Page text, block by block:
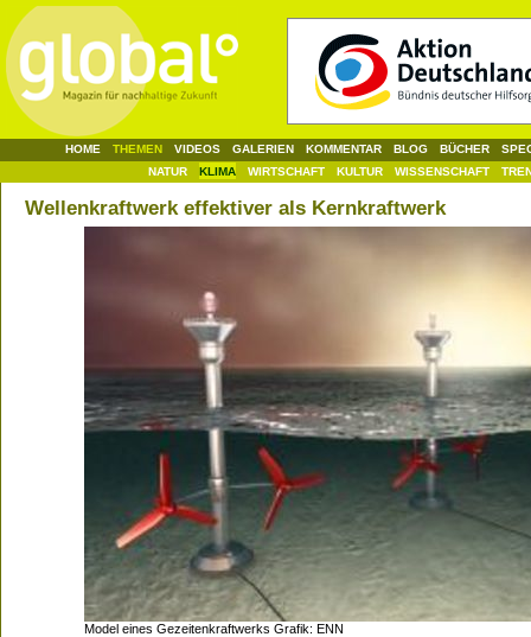
HOME
THEMEN
NATUR
KLIMA WIRTSCHAFT KULTUR WISSENSCHAFT
VIDEOS GALERIEN KOMMENTAR BLOG BÜCHER
Wellenkraftwerk effektiver als Kernkraftwerk
Model eines Gezeitenkraftwerks Grafik: ENN